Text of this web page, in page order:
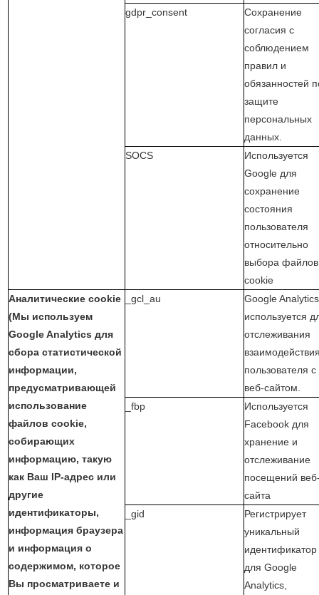
gdpr_consent
Сохранение
согласия с
соблюдением
правил и
обязанностей
защите
персональных
данных.
SOCS
Используется
Google для
сохранение
состояния
пользователя
относительно
выбора файлов
cookie
Аналитические cookie
(Мы используем
Google Analytics для
сбора статистической
информации,
предусматривающей
использование
файлов cookie,
собирающих
информацию, такую ​​
как Ваш IP-адрес или
другие
идентификаторы,
информация браузера
и информация о
содержимом, которое
Вы просматриваете и
_gcl_au
Google Analytics
используется
отслеживания
пользователя с
веб-сайтом.
_fbp
Используется
Facebook для
хранение и
отслеживание
посещений
сайта
_gid
Регистрирует
уникальный
идентификатор
для Google
Analytics,